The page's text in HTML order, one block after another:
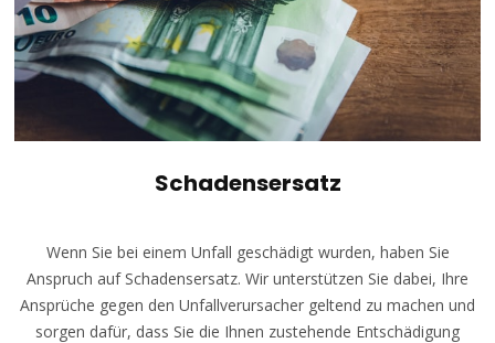
Schadensersatz
Wenn Sie bei einem Unfall geschädigt wurden, haben Sie
Anspruch auf Schadensersatz. Wir unterstützen Sie dabei, Ihre
Ansprüche gegen den Unfallverursacher geltend zu machen und
sorgen dafür, dass Sie die Ihnen zustehende Entschädigung